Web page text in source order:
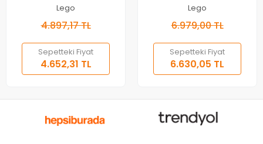
Lego
4.897,17 TL
Sepetteki Fiyat
4.652,31 TL
parça +6 yaş
Lego
6.979,00 TL
Sepetteki Fiyat
6.630,05 TL